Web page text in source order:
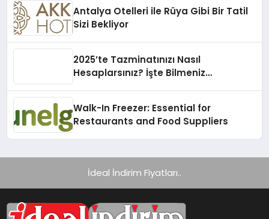
Antalya Otelleri ile Rüya Gibi Bir Tatil
Sizi Bekliyor
2025’te Tazminatınızı Nasıl
Hesaplarsınız? İşte Bilmeniz
Walk-In Freezer: Essential for
Restaurants and Food Suppliers
İdeal İndirim Fiyatları..